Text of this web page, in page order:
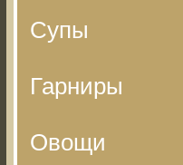
Супы
Гарниры
Овощи